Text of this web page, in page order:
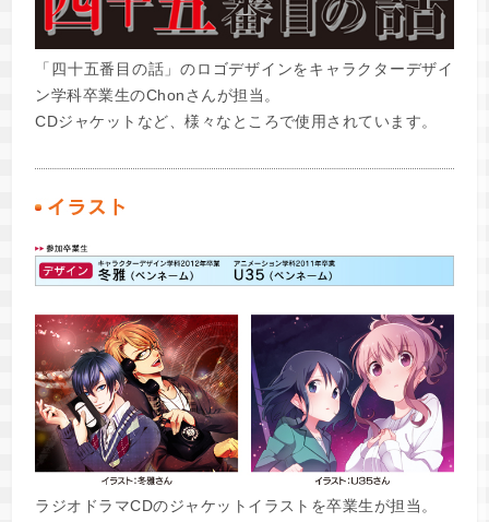
「四十五番目の話」のロゴデザインをキャラクターデザイ
ン学科卒業生のChonさんが担当。
CDジャケットなど、様々なところで使用されています。
ラジオドラマCDのジャケットイラストを卒業生が担当。